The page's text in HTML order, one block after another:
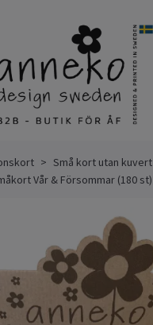
Små kort utan kuvert
Vår & Försommar (180 st)